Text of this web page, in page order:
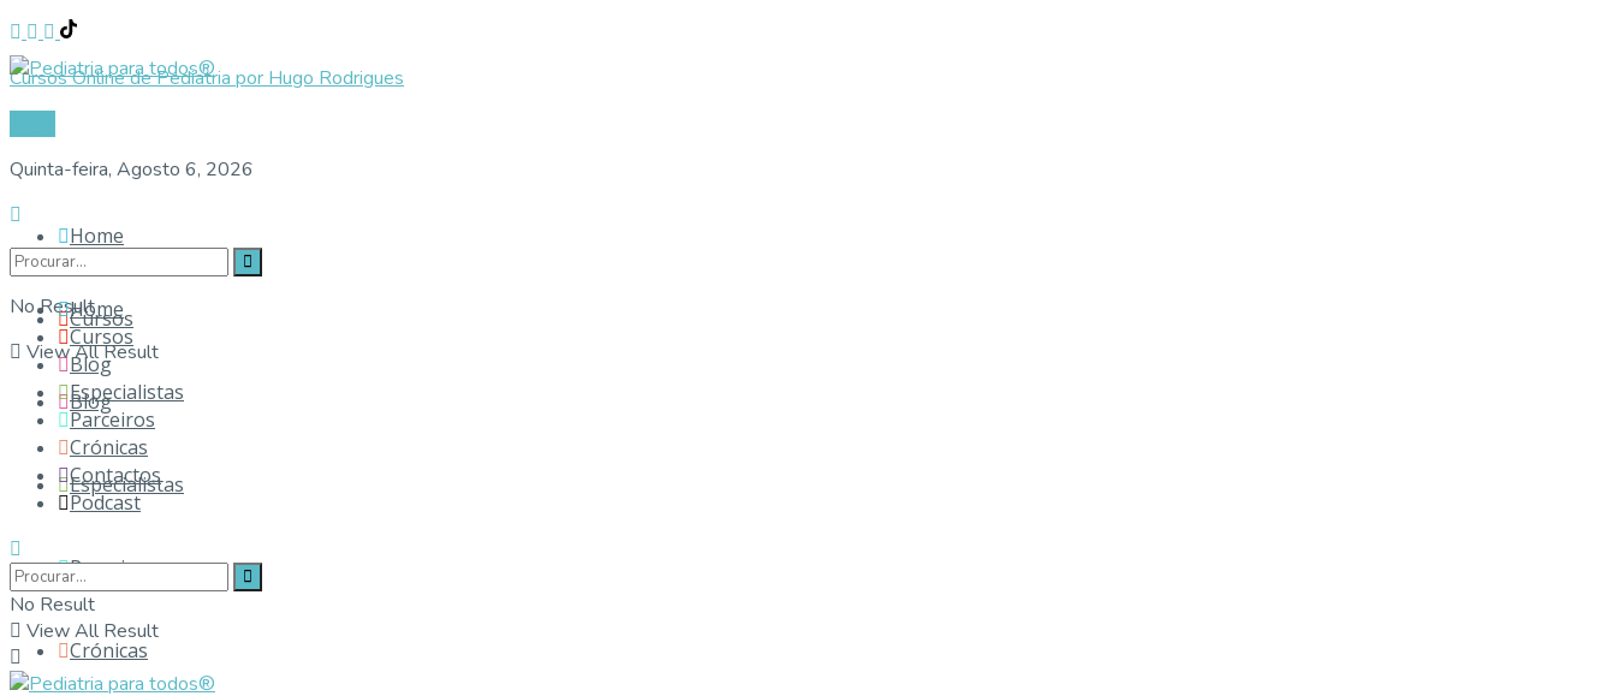
Cursos Online de Pediatria por Hugo Rodrigues
Quinta-feira, Agosto 6, 2026
No Result
View All Result
Home
Cursos
Blog
Especialistas
Parceiros
Crónicas
Home
Cursos
Blog
Especialistas
Parceiros
Crónicas
Contactos
Podcast
No Result
View All Result